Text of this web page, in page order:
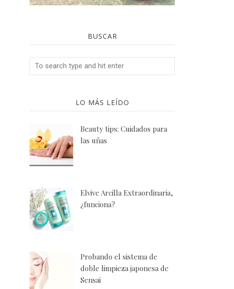
BUSCAR
LO MÁS LEÍDO
Beauty tips: Cuidados para
las uñas
Elvive Arcilla Extraordinaria,
¿funciona?
Probando el sistema de
doble limpieza japonesa de
Sensai